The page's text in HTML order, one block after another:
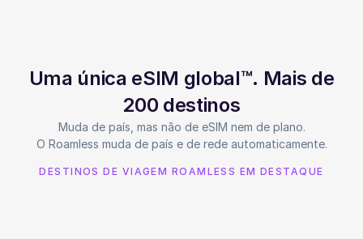
Uma única eSIM global™. Mais de
200 destinos
Muda de país, mas não de eSIM nem de plano.
O Roamless muda de país e de rede automaticamente.
DESTINOS DE VIAGEM ROAMLESS EM DESTAQUE